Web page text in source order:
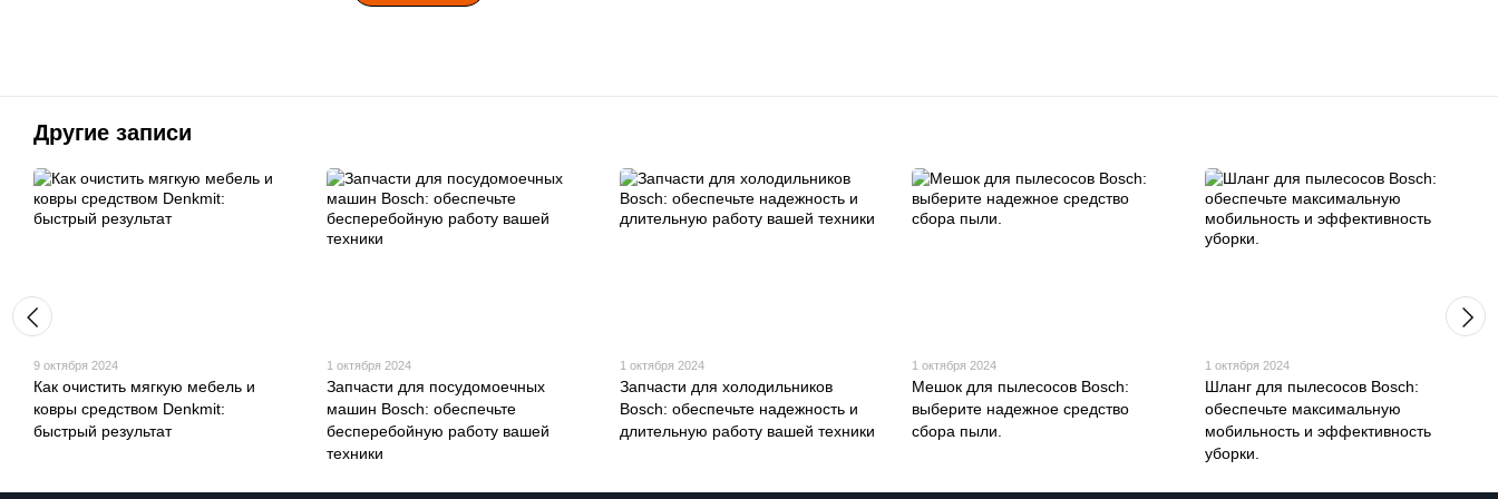
Другие записи
9 октября 2024
Как очистить мягкую мебель и
ковры средством Denkmit:
быстрый результат
1 октября 2024
Запчасти для посудомоечных
машин Bosch: обеспечьте
бесперебойную работу вашей
техники
1 октября 2024
Запчасти для холодильников
Bosch: обеспечьте надежность и
длительную работу вашей техники
1 октября 2024
Мешок для пылесосов Bosch:
выберите надежное средство
сбора пыли.
1 октября 2024
Шланг для пылесосов Bosch:
обеспечьте максимальную
мобильность и эффективность
уборки.